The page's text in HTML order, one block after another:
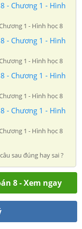
- Chương 1 - Hình
1 - Hình học 8
- Chương 1 - Hình
1 - Hình học 8
- Chương 1 - Hình
1 - Hình học 8
- Chương 1 - Hình
1 - Hình học 8
sau đúng hay sai ?
8 - Xem ngay